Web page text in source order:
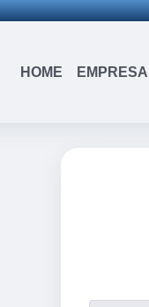
(11)3963-0036
HOME EMPRESA